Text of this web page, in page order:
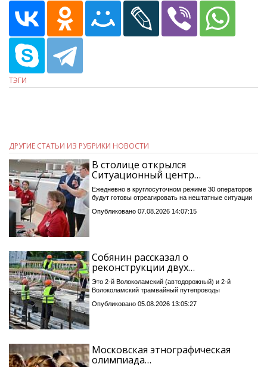
ТЭГИ
ДРУГИЕ СТАТЬИ ИЗ РУБРИКИ НОВОСТИ
В столице открылся
Ситуационный центр…
Ежедневно в круглосуточном режиме 30 операторов
будут готовы отреагировать на нештатные ситуации
Опубликовано 07.08.2026 14:07:15
Собянин рассказал о
реконструкции двух…
Это 2-й Волоколамский (автодорожный) и 2-й
Волоколамский трамвайный путепроводы
Опубликовано 05.08.2026 13:05:27
Московская этнографическая
олимпиада…